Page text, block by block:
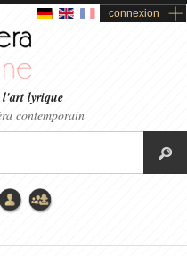
connexion
l'art lyrique
contemporain